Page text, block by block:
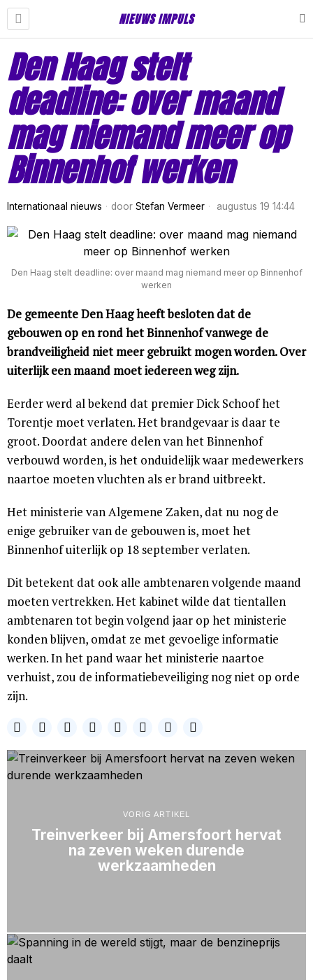
NIEUWS IMPULS
Den Haag stelt
deadline: over maand
mag niemand meer op
Binnenhof werken
Internationaal nieuws door Stefan Vermeer augustus 19 14:44
Den Haag stelt deadline: over maand mag niemand meer op Binnenhof
werken
De gemeente Den Haag heeft besloten dat de
gebouwen op en rond het Binnenhof vanwege de
brandveiligheid niet meer gebruikt mogen worden. Over
uiterlijk een maand moet iedereen weg zijn.
Eerder werd al bekend dat premier Dick Schoof het
Torentje moet verlaten. Het brandgevaar is daar te
groot. Doordat andere delen van het Binnenhof
verbouwd worden, is het onduidelijk waar medewerkers
naartoe moeten vluchten als er brand uitbreekt.
Het ministerie van Algemene Zaken, dat nu nog de
enige gebruiker van de gebouwen is, moet het
Binnenhof uiterlijk op 18 september verlaten.
Dit betekent dat ook alle ambtenaren volgende maand
moeten vertrekken. Het kabinet wilde dat tientallen
ambtenaren tot begin volgend jaar op het ministerie
konden blijven, omdat ze met gevoelige informatie
werken. In het pand waar het ministerie naartoe
verhuist, zou de informatiebeveiliging nog niet op orde
zijn.
VORIG ARTIKEL
Treinverkeer bij Amersfoort hervat
na zeven weken durende
werkzaamheden